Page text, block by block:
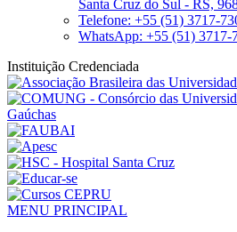
Santa Cruz do Sul - RS,
Telefone: +55 (51) 3717-
WhatsApp: +55 (51) 3717-
Instituição Credenciada
MENU PRINCIPAL